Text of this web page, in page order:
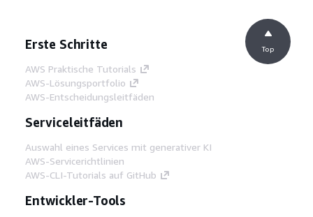
Erste Schritte
AWS Praktische Tutorials
AWS-Lösungsportfolio
AWS-Entscheidungsleitfäden
Serviceleitfäden
Auswahl eines Services mit generativer KI
AWS-Servicerichtlinien
AWS-CLI-Tutorials auf GitHub
Entwickler-Tools
Top